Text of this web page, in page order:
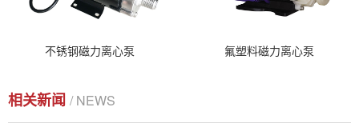
不锈钢磁力离心泵 氟塑料磁力离心泵
相关新闻 / NEWS